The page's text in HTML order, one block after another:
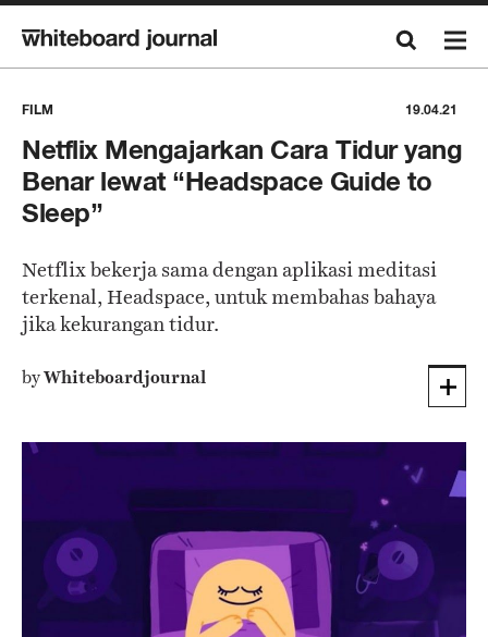
FILM 19.04.21
Netflix Mengajarkan Cara Tidur yang
Benar lewat “Headspace Guide to
Sleep”
Netflix bekerja sama dengan aplikasi meditasi
terkenal, Headspace, untuk membahas bahaya
jika kekurangan tidur.
byWhiteboardjournal